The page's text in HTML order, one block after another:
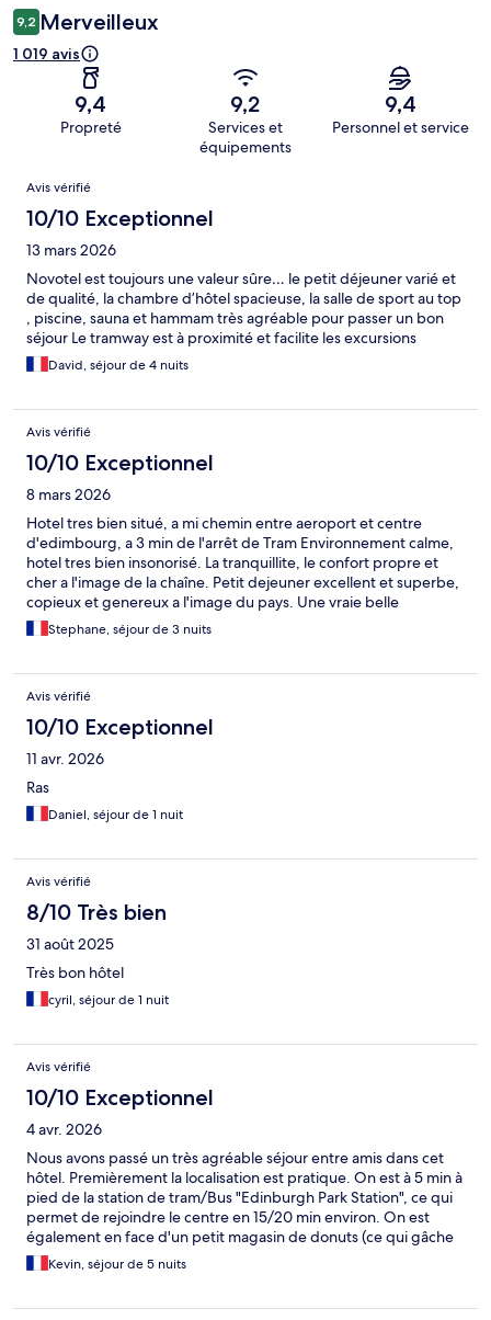
9,2 Merveilleux
1 019 avis
9,4
Propreté
9,2
Services et
équipements
9,4
Personnel et service
Avis
Avis vérifié
10/10 Exceptionnel
13 mars 2026
Novotel est toujours une valeur sûre… le petit déjeuner varié et
de qualité, la chambre d’hôtel spacieuse, la salle de sport au top
, piscine, sauna et hammam très agréable pour passer un bon
séjour Le tramway est à proximité et facilite les excursions
David, séjour de 4 nuits
Avis vérifié
10/10 Exceptionnel
8 mars 2026
Hotel tres bien situé, a mi chemin entre aeroport et centre
d'edimbourg, a 3 min de l'arrêt de Tram Environnement calme,
hotel tres bien insonorisé. La tranquillite, le confort propre et
cher a l'image de la chaîne. Petit dejeuner excellent et superbe,
copieux et genereux a l'image du pays. Une vraie belle
decouverte et je reviendrai dans ce meme hotel lors d'un
prochain sejour
Stephane, séjour de 3 nuits
Avis vérifié
10/10 Exceptionnel
11 avr. 2026
Ras
Daniel, séjour de 1 nuit
Avis vérifié
8/10 Très bien
31 août 2025
Très bon hôtel
cyril, séjour de 1 nuit
Avis vérifié
10/10 Exceptionnel
4 avr. 2026
Nous avons passé un très agréable séjour entre amis dans cet
hôtel. Premièrement la localisation est pratique. On est à 5 min à
pied de la station de tram/Bus "Edinburgh Park Station", ce qui
permet de rejoindre le centre en 15/20 min environ. On est
également en face d'un petit magasin de donuts (ce qui gâche
rien ;)) . La chambre était spacieuse, calme également. Le
personnel est extra (j'avais oublié mon adaptateur, il m'en ont
tops. N'hésitez pas, vous pouvez y aller les yeux fermés.
Kevin, séjour de 5 nuits